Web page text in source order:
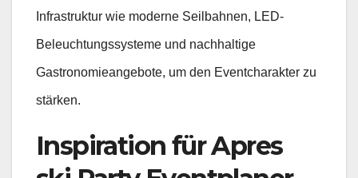
Infrastruktur wie moderne Seilbahnen, LED-
Beleuchtungssysteme und nachhaltige
Gastronomieangebote, um den Eventcharakter zu
stärken.
Inspiration für Apres